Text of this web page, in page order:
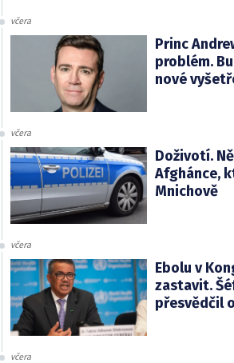
včera
Princ
problém.
nové
včera
Doživotí.
Afghánce,
Mnichově
včera
Ebolu v
zastavit.
přesvědčil
včera